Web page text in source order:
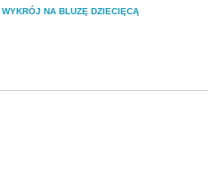
WYKRÓJ NA BLUZĘ DZIECIĘCĄ